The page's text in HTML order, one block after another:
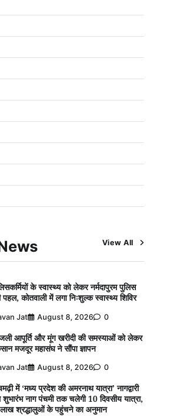
View All
पहल, कोतवाली में लगा निःशुल्क स्वास्थ्य शिविर
में ‘मध्य प्रदेश की अमरनाथ यात्रा’ नागद्वारी
श्रद्धालुओं के पहुंचने का अनुमान
Jat August 8, 2026 0
बारिश के बीच कायस्थ समाज ने किया पौधरोपण,
नर्मदेश्वर धाम मंदिर से निकलेगी कावड़
उमड़ेगी श्रद्धालुओं की भीड़
के स्वास्थ्य को लेकर नर्मदापुरम पुलिस
पहल, कोतवाली में लगा निःशुल्क स्वास्थ्य शिविर
Jat August 8, 2026 0
आपूर्ति और मूंग खरीदी की समस्याओं को लेकर
मजदूर महासंघ ने सौंपा ज्ञापन
Jat August 8, 2026 0
में ‘मध्य प्रदेश की अमरनाथ यात्रा’ नागद्वारी
शुभारंभ नाग पंचमी तक चलेगी 10 दिवसीय यात्रा,
श्रद्धालुओं के पहुंचने का अनुमान